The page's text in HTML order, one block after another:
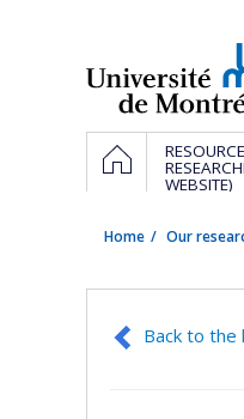
Navigation
principale
HOME
WEBSITE)
Home Our
Back to